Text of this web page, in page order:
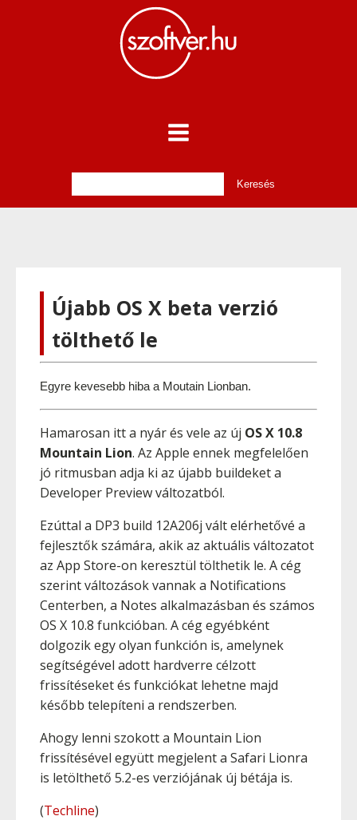
Újabb OS X beta verzió
tölthető le
Egyre kevesebb hiba a Moutain Lionban.
Hamarosan itt a nyár és vele az új OS X 10.8
Mountain Lion. Az Apple ennek megfelelően
jó ritmusban adja ki az újabb buildeket a
Developer Preview változatból.
Ezúttal a DP3 build 12A206j vált elérhetővé a
fejlesztők számára, akik az aktuális változatot
az App Store-on keresztül tölthetik le. A cég
szerint változások vannak a Notifications
Centerben, a Notes alkalmazásban és számos
OS X 10.8 funkcióban. A cég egyébként
dolgozik egy olyan funkción is, amelynek
segítségével adott hardverre célzott
frissítéseket és funkciókat lehetne majd
később telepíteni a rendszerben.
Ahogy lenni szokott a Mountain Lion
frissítésével együtt megjelent a Safari Lionra
is letölthető 5.2-es verziójának új bétája is.
(Techline)